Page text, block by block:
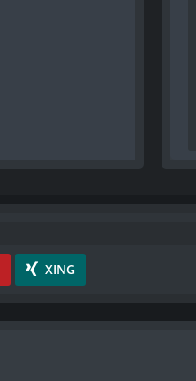
XING